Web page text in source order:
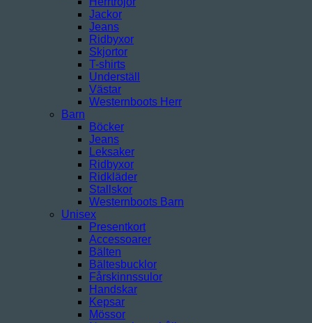
Jackor
Jeans
Ridbyxor
Skjortor
T-shirts
Underställ
Västar
Westernboots Herr
Barn
Böcker
Jeans
Leksaker
Ridbyxor
Ridkläder
Stallskor
Westernboots Barn
Unisex
Presentkort
Accessoarer
Bälten
Bältesbucklor
Fårskinnssulor
Handskar
Kepsar
Mössor